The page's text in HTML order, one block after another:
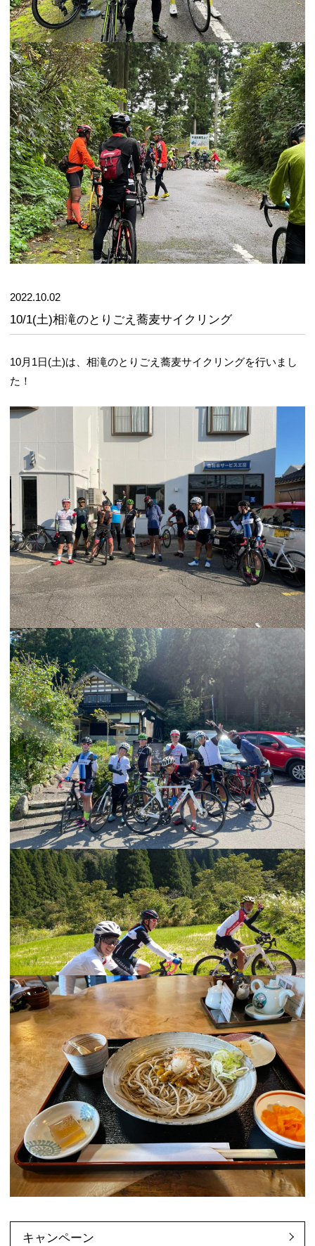
2022.10.02
10/1(土)相滝のとりごえ蕎麦サイクリング
10月1日(土)は、相滝のとりごえ蕎麦サイクリングを行いまし
た！
キャンペーン